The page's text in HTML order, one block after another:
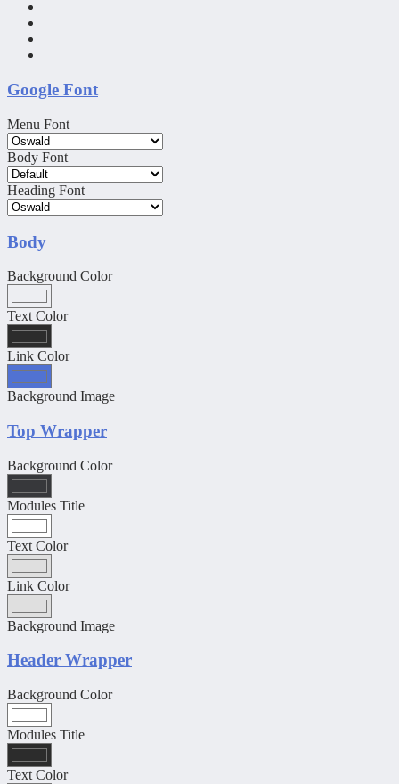
Google Font
Menu Font
Body Font
Heading Font
Body
Background Color
Text Color
Link Color
Background Image
Top Wrapper
Background Color
Modules Title
Text Color
Link Color
Background Image
Header Wrapper
Background Color
Modules Title
Text Color